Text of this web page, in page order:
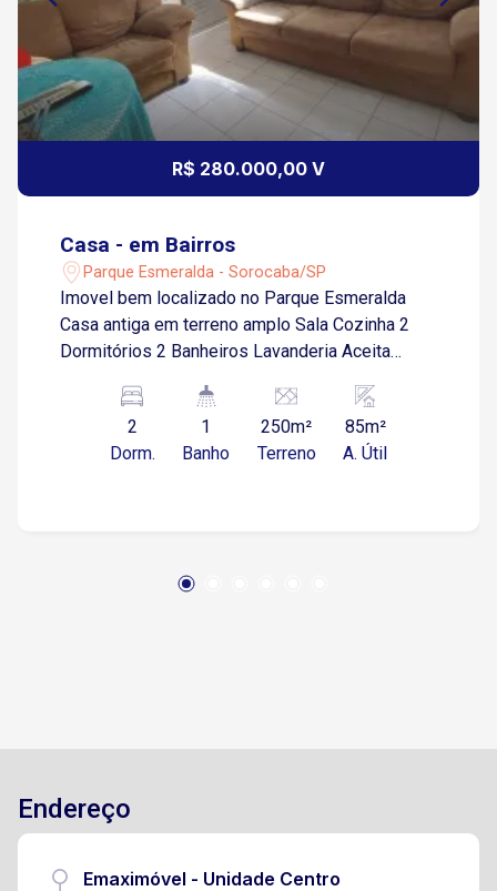
R$ 280.000,00 V
Casa - em Bairros
Parque Esmeralda - Sorocaba/SP
Imovel bem localizado no Parque Esmeralda
Casa antiga em terreno amplo Sala Cozinha 2
Dormitórios 2 Banheiros Lavanderia Aceita
2
Dorm.
1
Banho
250m²
Terreno
85m²
A. Útil
Endereço
Emaximóvel - Unidade Centro